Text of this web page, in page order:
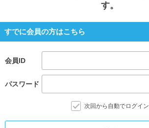
す。
すでに会員の方はこちら
会員ID
パスワード
次回から自動でログイン